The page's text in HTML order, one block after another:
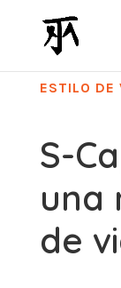
ESTILO DE
S-
una
de